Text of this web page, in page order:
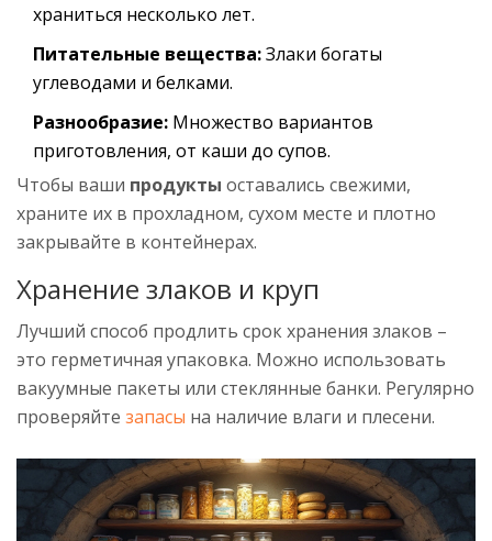
храниться несколько лет.
Питательные вещества:Злаки богаты
углеводами и белками.
Разнообразие: Множество вариантов
приготовления, от каши до супов.
Чтобы ваши продукты оставались свежими,
храните их в прохладном, сухом месте и плотно
закрывайте в контейнерах.
Хранение злаков и круп
Лучший способ продлить срок хранения злаков –
это герметичная упаковка. Можно использовать
вакуумные пакеты или стеклянные банки. Регулярно
проверяйте запасы на наличие влаги и плесени.